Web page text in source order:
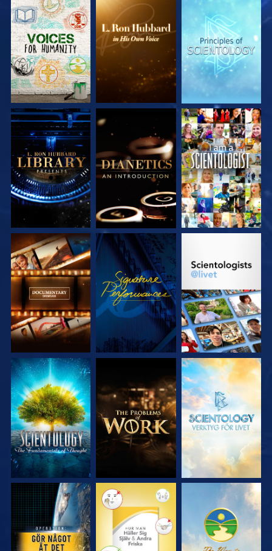
UTFORSKA
SERIEN
UTFORSKA
SERIEN
UTFORSKA
SERIEN
UTFORSKA
SERIEN
UTFORSKA
SERIEN
TITTA
UTFORSKA
SERIEN
TITTA
UTFORSKA
UTFORSKA
SERIEN
UTFORSKA
SERIEN
UTFORSKA
SERIEN
TITTA TITTA TITTA